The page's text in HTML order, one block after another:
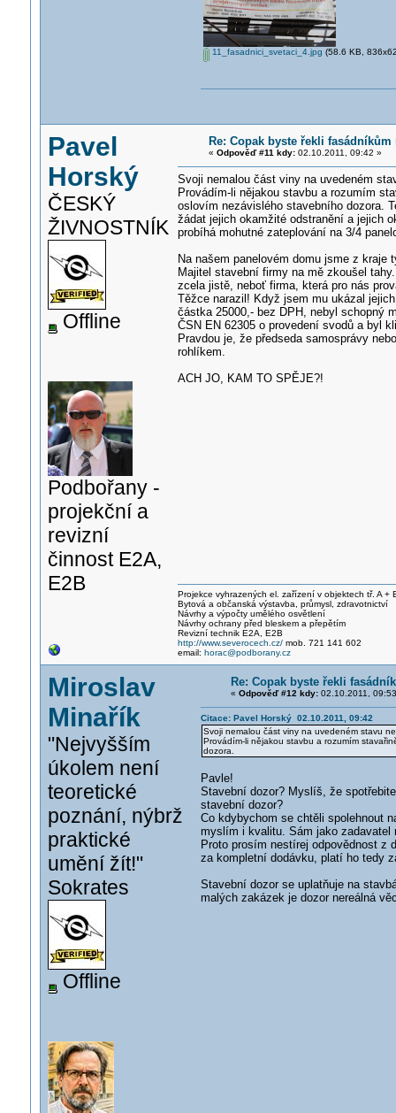
11_fasadnici_svetaci_4.jpg (58.6 KB,
Pavel
Horský
ČESKÝ
ŽIVNOSTNÍK
Offline
Podbořany -
projekční a
revizní
činnost E2A,
E2B
Re: Copak byste řekli
« Odpověď #11 kdy:02.10.2011, 09:42 »
Svoji nemalou část viny na uvedeném
Provádím-li nějakou stavbu a rozumím
oslovím nezávislého stavebního dozora.
žádat jejich okamžité odstranění a jejich
probíhá mohutné zateplování na 3/4
Na našem panelovém domu jsme z
Majitel stavební firmy na mě zkoušel
zcela jistě, neboť firma, která pro nás
Těžce narazil! Když jsem mu ukázal
částka 25000,- bez DPH, nebyl schopný
ČSN EN 62305 o provedení svodů a byl
Pravdou je, že předseda samosprávy
rohlíkem.
ACH JO, KAM TO SPĚJE?!
Projekce vyhrazených el. zařízení v objektech tř. A +
Bytová a občanská výstavba, průmysl, zdravotnictví
Návrhy a výpočty umělého osvětlení
Návrhy ochrany před bleskem a přepětím
Revizní technik E2A, E2B
http://www.severocech.cz/mob. 721 141 602
email: horac@podborany.cz
Miroslav
Minařík
"Nejvyšším
úkolem není
teoretické
poznání, nýbrž
praktické
umění žít!"
Sokrates
Offline
Re: Copak byste řekli
« Odpověď #12 kdy:02.10.2011,
Citace: Pavel Horský 02.10.2011, 09:42
Svoji nemalou část viny na uvedeném stavu
Provádím-li nějakou stavbu a rozumím
dozora.
Pavle!
Stavební dozor? Myslíš, že
stavební dozor?
Co kdybychom se chtěli spolehnout
myslím i kvalitu. Sám jako zadavatel
Proto prosím nestírej odpovědnost z
za kompletní dodávku, platí ho tedy
Stavební dozor se uplatňuje na
malých zakázek je dozor nereálná